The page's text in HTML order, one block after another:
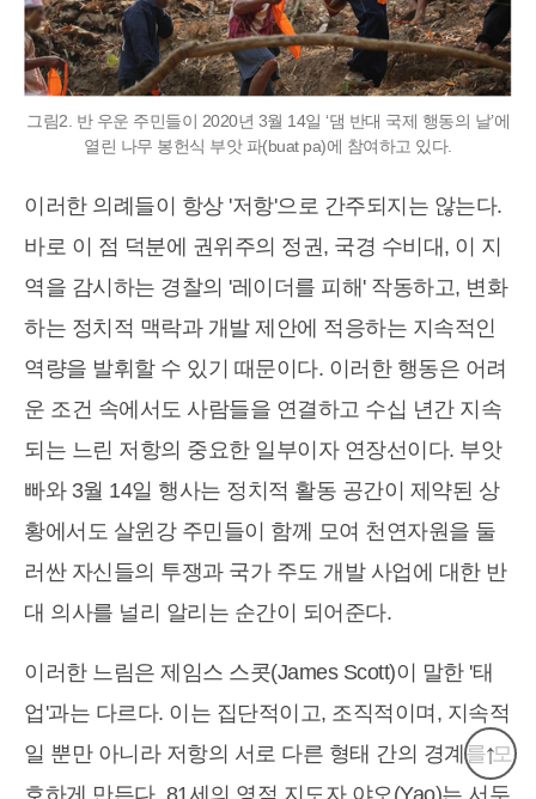
그림2. 반 우운 주민들이 2020년 3월 14일 ‘댐 반대 국제 행동의 날’에
열린 나무 봉헌식 부앗 파(buat pa)에 참여하고 있다.
이러한 의례들이 항상 '저항'으로 간주되지는 않는다.
바로 이 점 덕분에 권위주의 정권, 국경 수비대, 이 지
역을 감시하는 경찰의 '레이더를 피해' 작동하고, 변화
하는 정치적 맥락과 개발 제안에 적응하는 지속적인
역량을 발휘할 수 있기 때문이다. 이러한 행동은 어려
운 조건 속에서도 사람들을 연결하고 수십 년간 지속
되는 느린 저항의 중요한 일부이자 연장선이다. 부앗
빠와 3월 14일 행사는 정치적 활동 공간이 제약된 상
황에서도 살윈강 주민들이 함께 모여 천연자원을 둘
러싼 자신들의 투쟁과 국가 주도 개발 사업에 대한 반
대 의사를 널리 알리는 순간이 되어준다.
이러한 느림은 제임스 스콧(James Scott)이 말한 '태
업'과는 다르다. 이는 집단적이고, 조직적이며, 지속적
일 뿐만 아니라 저항의 서로 다른 형태 간의 경계를 모
↑